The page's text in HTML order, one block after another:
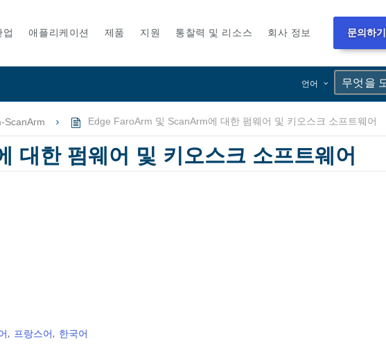
업 애플리케이션 제품 지원 통찰력 및 리소스 회사 정보 문의하기
언어
ScanArm Edge FaroArm 및 ScanArm에 대한 펌웨어 및 키오스크 소프트웨어
한 펌웨어 및 키오스크 소프트웨어
프랑스어 한국어